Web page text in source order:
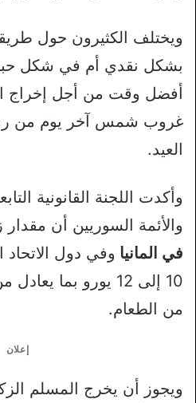
ويختلف الكثيرون حول
بشكل نقدي أم في شكل
أفضل وقت من أجل إخراج
غروب شمس آخر يوم من
العيد.
وأكدت اللجنة القانونية
والأئمة السوريين أن مقدار
في المانيا وفي دول الاتحاد
من الطعام.
إعلان
ويجوز أن يخرج المسلم